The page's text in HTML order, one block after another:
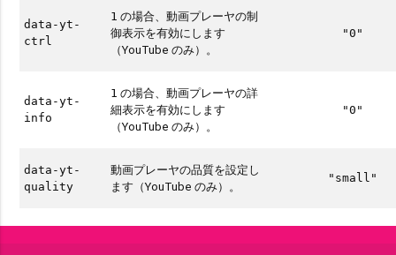
data-yt-
ctrl
1 の場合、動画プレーヤの制
御表示を有効にします
（YouTube のみ）。
"0"
data-yt-
info
1 の場合、動画プレーヤの詳
細表示を有効にします
（YouTube のみ）。
"0"
data-yt-
quality
動画プレーヤの品質を設定し
ます（YouTube のみ）。
"small"